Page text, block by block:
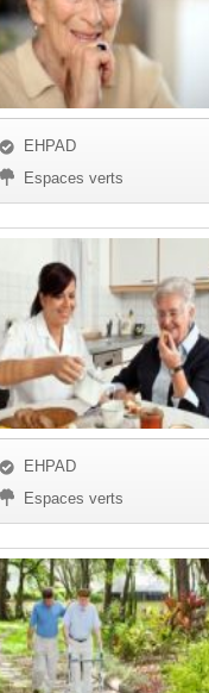
EHPAD
Espaces verts
EHPAD
Espaces verts